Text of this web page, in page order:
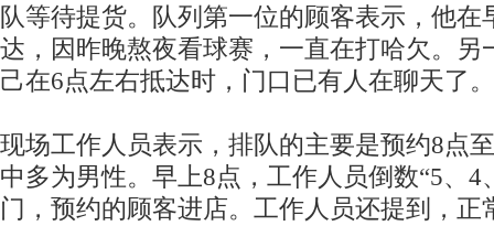
队等待提货。队列第一位的顾客表示，他在
达，因昨晚熬夜看球赛，一直在打哈欠。另
己在6点左右抵达时，门口已有人在聊天了。
现场工作人员表示，排队的主要是预约8点
中多为男性。早上8点，工作人员倒数“5、4
门，预约的顾客进店。工作人员还提到，正